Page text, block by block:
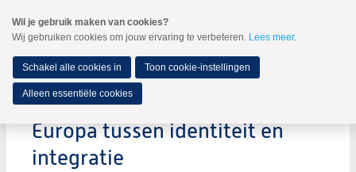
naar
Spring
de
inhoud
Spring
naar
hoofdmenu
MENU
Europa tussen identiteit en
integratie
Wil je gebruik maken van cookies?
Wij gebruiken cookies om jouw ervaring te verbeteren. Lees meer.
Schakel alle cookies in Toon cookie-instellingen
Alleen essentiële cookies